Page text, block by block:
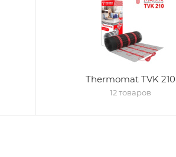
Thermomat TVK 210
12 товаров